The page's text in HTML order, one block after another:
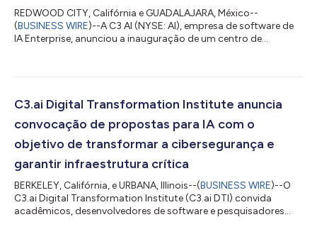
REDWOOD CITY, Califórnia e GUADALAJARA, México--
(BUSINESS WIRE)--A C3 AI (NYSE: AI), empresa de software de
IA Enterprise, anunciou a inauguração de um centro de
setores, incluindo serviços financeiros, produção, cuidados da
no dia 4 de março e a C3 AI contratará cerca de 1.000
desenvolvedores de software já que a demand...
C3.ai Digital Transformation Institute anuncia
convocação de propostas para IA com o
objetivo de transformar a cibersegurança e
garantir infraestrutura crítica
BERKELEY, Califórnia, e URBANA, Illinois--(BUSINESS WIRE)--O
C3.ai Digital Transformation Institute (C3.ai DTI) convida
acadêmicos, desenvolvedores de software e pesquisadores